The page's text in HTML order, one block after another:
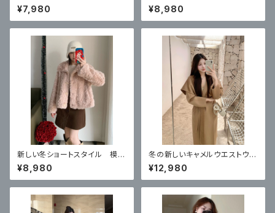
きカーディガンコート
¥7,980
ト ハイエンドショートスタイル
¥8,980
新しい冬ショートスタイル 模造
子羊の毛皮のコート
¥8,980
冬の新しいキャメルウエストウー
ルコート
¥12,980